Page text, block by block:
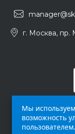
г. Москва, пр.
Мы
возможность